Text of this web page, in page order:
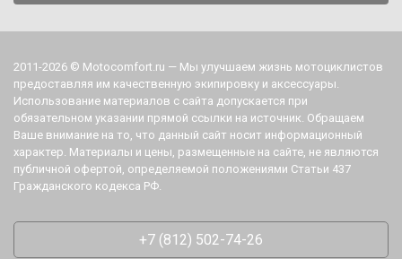
2011-2026 © Motocomfort.ru — Мы улучшаем жизнь мотоциклистов
предоставляя им качественную экипировку и аксессуары.
Использование материалов с сайта допускается при
обязательном указании прямой ссылки на источник. Обращаем
Ваше внимание на то, что данный сайт носит информационный
характер. Материалы и цены, размещенные на сайте, не являются
публичной офертой, определяемой положениями Статьи 437
Гражданского кодекса РФ.
+7 (812) 502-74-26